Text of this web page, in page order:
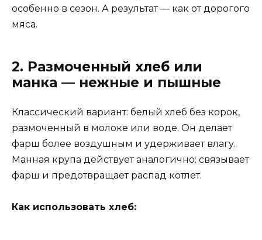
особенно в сезон. А результат — как от дорогого
мяса.
2. Размоченный хлеб или
манка — нежные и пышные
Классический вариант: белый хлеб без корок,
размоченный в молоке или воде. Он делает
фарш более воздушным и удерживает влагу.
Манная крупа действует аналогично: связывает
фарш и предотвращает распад котлет.
Как использовать хлеб: